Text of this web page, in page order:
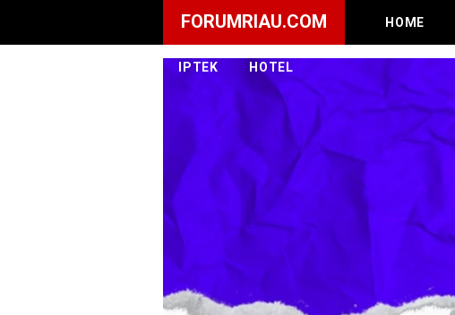
FORUMRIAU.COM HOME
IPTEK HOTEL